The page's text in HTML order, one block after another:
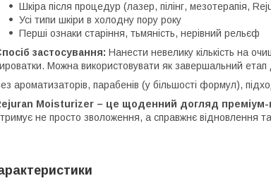
Шкіра після процедур (лазер, пілінг, мезотерапія,
Усі типи шкіри в холодну пору року
Перші ознаки старіння, тьмяність, нерівний рельєф
застосування: Нанести невелику кількість на
Можна використовувати як завершальний етап
ароматизаторів, парабенів (у більшості формул),
Moisturizer – це щоденний догляд преміум-
не просто зволоження, а справжнє відновлення